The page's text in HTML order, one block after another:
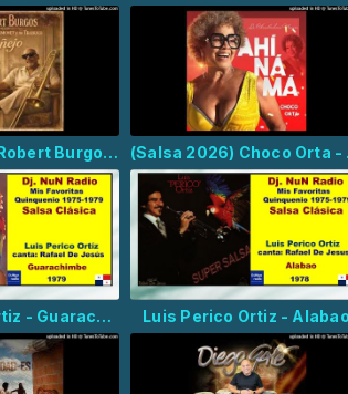
(Salsa 2026) Robert Burgos, Manolito Simonet y su Trabuco - Añejo
Luis Perico Ortiz - Guarachimbe Luis Perico Ortiz - Alabao